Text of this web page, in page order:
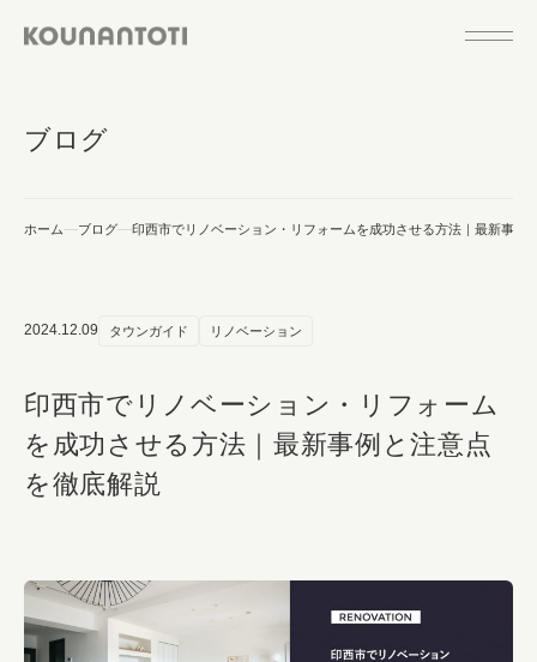
ブログ
ホーム ブログ 印西市でリノベーション・リフォームを成功させる方法｜最新事例
2024.12.09 タウンガイド リノベーション
印西市でリノベーション・リフォーム
を成功させる方法｜最新事例と注意点
を徹底解説